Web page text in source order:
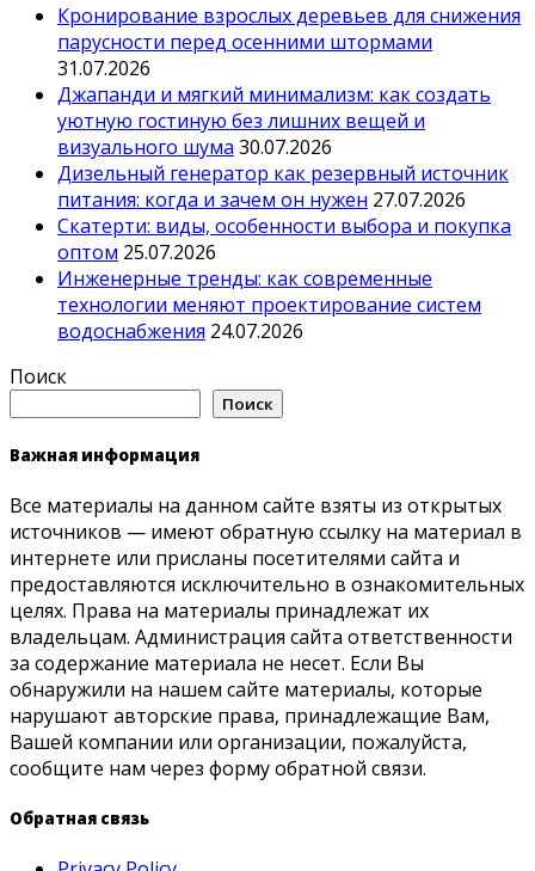
Кронирование взрослых деревьев для снижения
парусности перед осенними штормами
31.07.2026
Джапанди и мягкий минимализм: как создать
уютную гостиную без лишних вещей и
визуального шума 30.07.2026
Дизельный генератор как резервный источник
питания: когда и зачем он нужен 27.07.2026
Скатерти: виды, особенности выбора и покупка
оптом 25.07.2026
Инженерные тренды: как современные
технологии меняют проектирование систем
водоснабжения 24.07.2026
Поиск
Поиск
Важная информация
Все материалы на данном сайте взяты из открытых
источников — имеют обратную ссылку на материал в
интернете или присланы посетителями сайта и
предоставляются исключительно в ознакомительных
целях. Права на материалы принадлежат их
владельцам. Администрация сайта ответственности
за содержание материала не несет. Если Вы
обнаружили на нашем сайте материалы, которые
нарушают авторские права, принадлежащие Вам,
Вашей компании или организации, пожалуйста,
сообщите нам через форму обратной связи.
Обратная связь